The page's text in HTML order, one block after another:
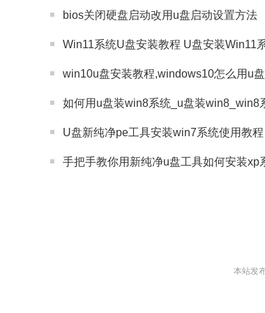
bios关闭硬盘启动改用u盘启动设置方法
Win11系统U盘安装教程 U盘安装Win11
win10u盘安装教程,windows10怎么用u
如何用u盘装win8系统_u盘装win8_win8
U盘新纯净pe工具安装win7系统使用教程
手把手教你用新纯净u盘工具如何安装xp
本站发